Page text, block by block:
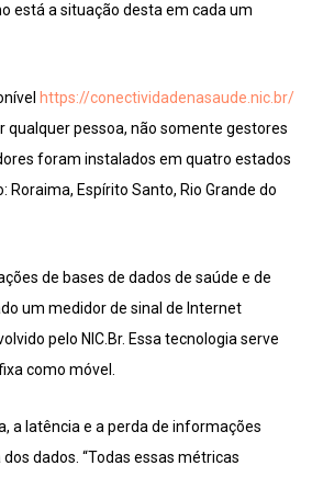
está a situação desta em cada um
https://conectividadenasaude.nic.br/
qualquer pessoa, não somente gestores
foram instalados em quatro estados
Roraima, Espírito Santo, Rio Grande do
de bases de dados de saúde e de
um medidor de sinal de Internet
pelo NIC.Br. Essa tecnologia serve
como móvel.
a latência e a perda de informações
dados. “Todas essas métricas